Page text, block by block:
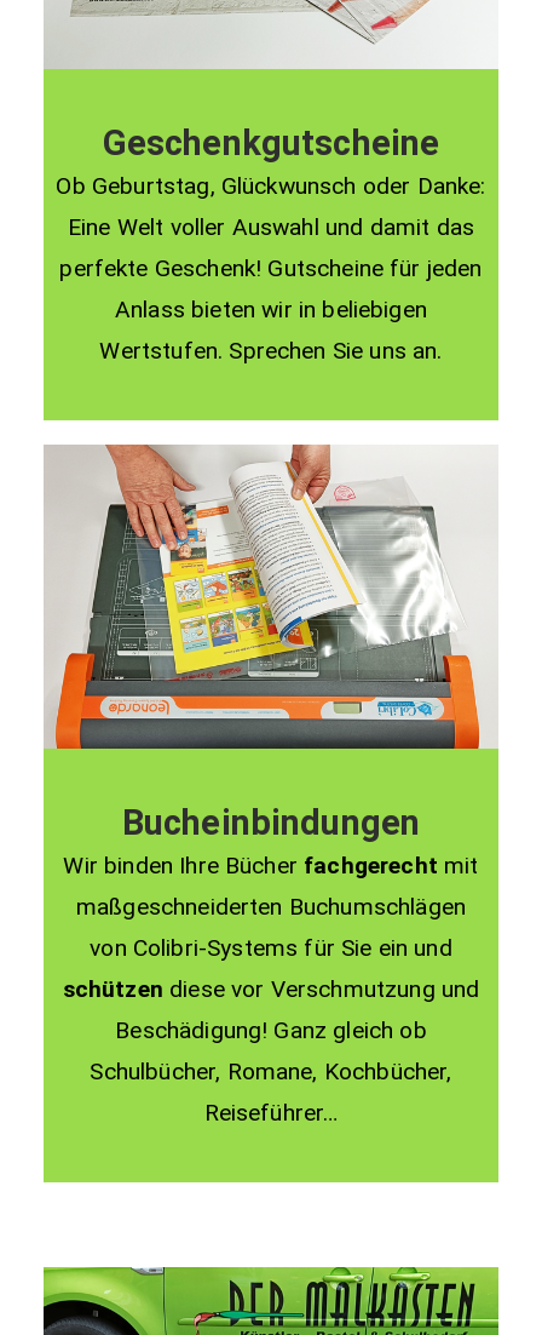
Geschenkgutscheine
Ob Geburtstag, Glückwunsch oder Danke:
Eine Welt voller Auswahl und damit das
perfekte Geschenk! Gutscheine für jeden
Anlass bieten wir in beliebigen
Wertstufen. Sprechen Sie uns an.
Bucheinbindungen
Wir binden Ihre Bücher fachgerecht mit
maßgeschneiderten Buchumschlägen
von Colibri-Systems für Sie ein und
schützen diese vor Verschmutzung und
Beschädigung! Ganz gleich ob
Schulbücher, Romane, Kochbücher,
Reiseführer…